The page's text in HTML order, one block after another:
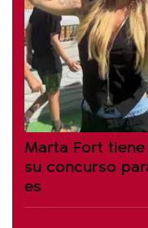
Marta Fort
su concurso
es